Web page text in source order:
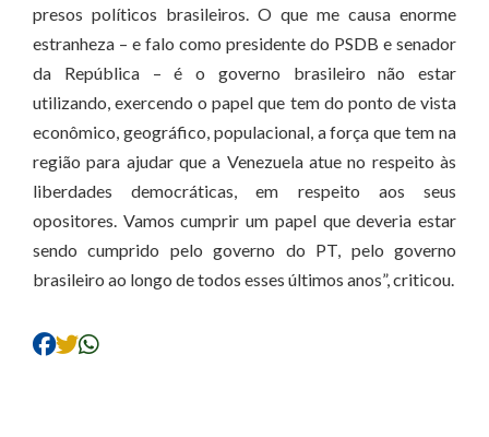
presos políticos brasileiros. O que me causa enorme
estranheza – e falo como presidente do PSDB e senador
da República – é o governo brasileiro não estar
utilizando, exercendo o papel que tem do ponto de vista
econômico, geográfico, populacional, a força que tem na
região para ajudar que a Venezuela atue no respeito às
liberdades democráticas, em respeito aos seus
opositores. Vamos cumprir um papel que deveria estar
sendo cumprido pelo governo do PT, pelo governo
brasileiro ao longo de todos esses últimos anos”, criticou.